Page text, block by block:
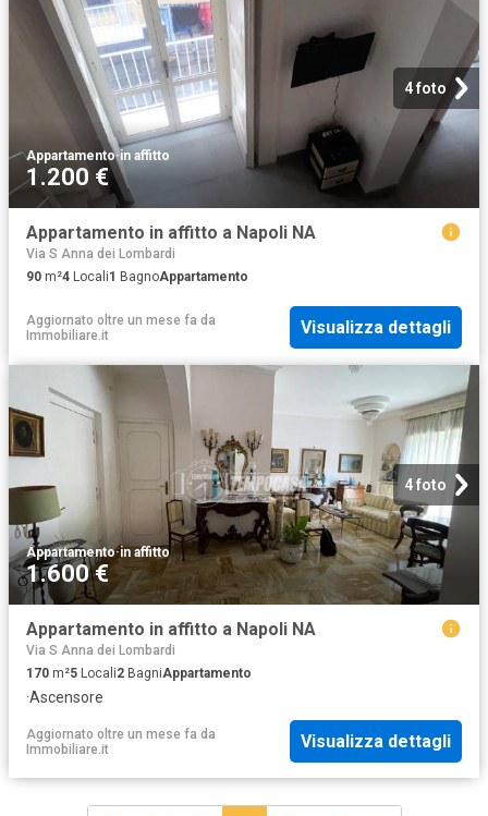
4 foto
Appartamento·in affitto
1.200 €
Appartamento in affitto a Napoli NA
Via S Anna dei Lombardi
90 m²4 Locali1 BagnoAppartamento
Aggiornato oltre un mese fa da
Immobiliare.it
Visualizza dettagli
4 foto
Appartamento·in affitto
1.600 €
Appartamento in affitto a Napoli NA
Via S Anna dei Lombardi
170 m²5 Locali2 BagniAppartamento
·Ascensore
Aggiornato oltre un mese fa da
Immobiliare.it
Visualizza dettagli